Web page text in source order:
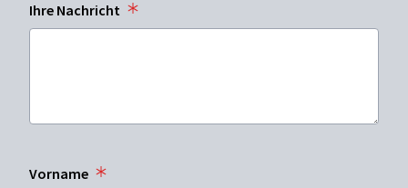
Ihre Nachricht
Vorname